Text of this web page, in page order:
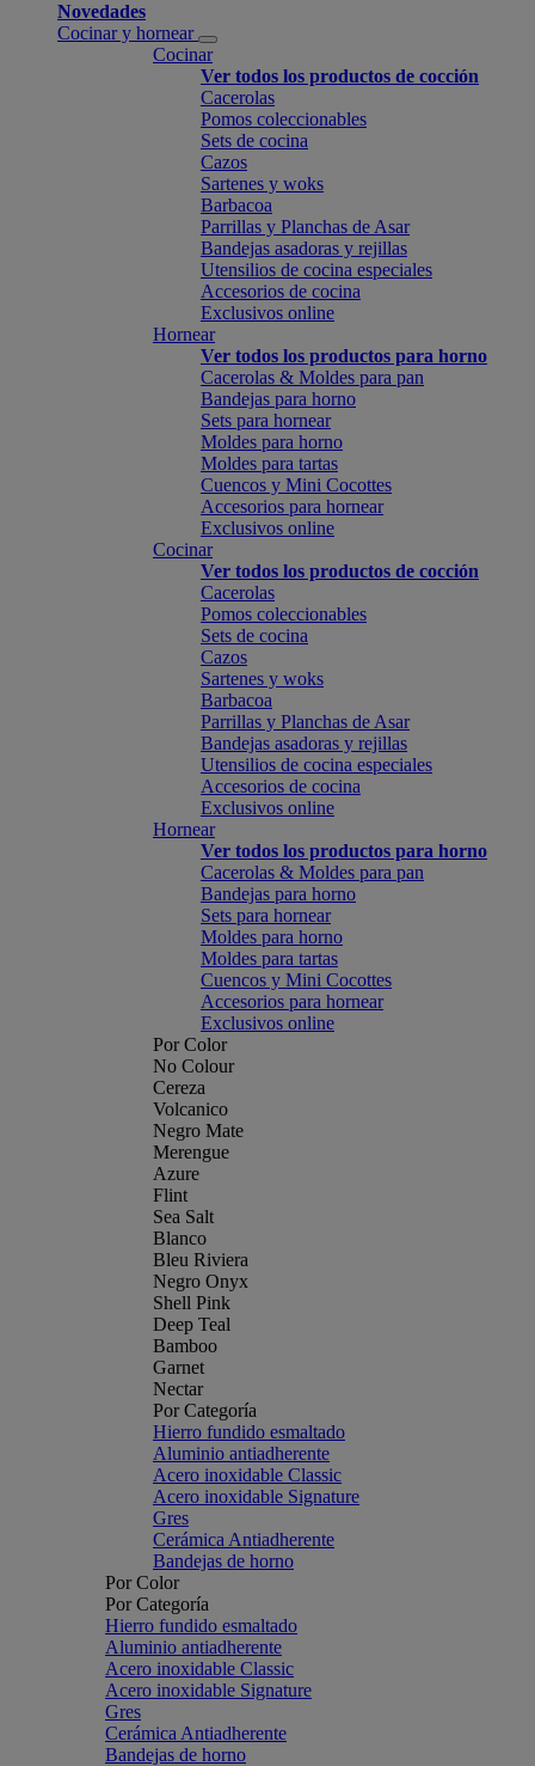
Novedades
Cocinar y hornear
Cocinar
Ver todos los productos de cocción
Cacerolas
Pomos coleccionables
Sets de cocina
Cazos
Sartenes y woks
Barbacoa
Parrillas y Planchas de Asar
Bandejas asadoras y rejillas
Utensilios de cocina especiales
Accesorios de cocina
Exclusivos online
Hornear
Ver todos los productos para horno
Cacerolas & Moldes para pan
Bandejas para horno
Sets para hornear
Moldes para horno
Moldes para tartas
Cuencos y Mini Cocottes
Accesorios para hornear
Exclusivos online
Cocinar
Ver todos los productos de cocción
Cacerolas
Pomos coleccionables
Sets de cocina
Cazos
Sartenes y woks
Barbacoa
Parrillas y Planchas de Asar
Bandejas asadoras y rejillas
Utensilios de cocina especiales
Accesorios de cocina
Exclusivos online
Hornear
Ver todos los productos para horno
Cacerolas & Moldes para pan
Bandejas para horno
Sets para hornear
Moldes para horno
Moldes para tartas
Cuencos y Mini Cocottes
Accesorios para hornear
Exclusivos online
Por Color
No Colour
Cereza
Volcanico
Negro Mate
Merengue
Azure
Flint
Sea Salt
Blanco
Bleu Riviera
Negro Onyx
Shell Pink
Deep Teal
Bamboo
Garnet
Nectar
Por Categoría
Hierro fundido esmaltado
Aluminio antiadherente
Acero inoxidable Classic
Acero inoxidable Signature
Gres
Cerámica Antiadherente
Bandejas de horno
Por Color
Por Categoría
Hierro fundido esmaltado
Aluminio antiadherente
Acero inoxidable Classic
Acero inoxidable Signature
Gres
Cerámica Antiadherente
Bandejas de horno